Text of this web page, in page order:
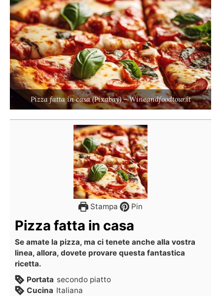
Pizza fatta in casa (Pixabay) – Wineandfoodtour.it
Stampa Pin
Pizza fatta in casa
Se amate la pizza, ma ci tenete anche alla vostra
linea, allora, dovete provare questa fantastica
ricetta.
Portata secondo piatto
Cucina Italiana